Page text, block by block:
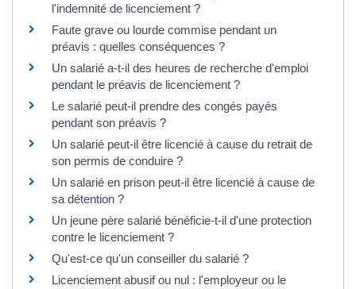
l'indemnité de licenciement ?
Faute grave ou lourde commise pendant un
préavis : quelles conséquences ?
Un salarié a-t-il des heures de recherche d'emploi
pendant le préavis de licenciement ?
Le salarié peut-il prendre des congés payés
pendant son préavis ?
Un salarié peut-il être licencié à cause du retrait de
son permis de conduire ?
Un salarié en prison peut-il être licencié à cause de
sa détention ?
Un jeune père salarié bénéficie-t-il d'une protection
contre le licenciement ?
Qu'est-ce qu'un conseiller du salarié ?
Licenciement abusif ou nul : l'employeur ou le